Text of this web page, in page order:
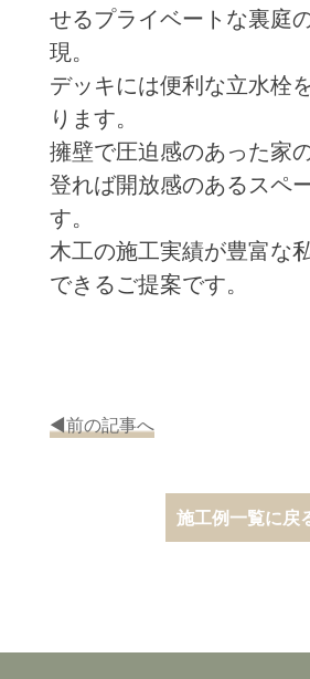
せるプライベートな裏庭
現。
デッキには便利な立水栓
ります。
擁壁で圧迫感のあった家
登れば開放感のあるスペ
す。
木工の施工実績が豊富な
できるご提案です。
◀︎前の記事へ
施工例一覧に戻